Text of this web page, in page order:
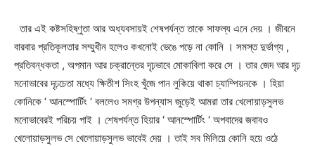
তার এই কষ্টসহিষ্ণুতা আর অধ্যবসায়ই শেষপর্যন্ত তাকে সাফল্য এনে দেয় । জীবনে
বারবার প্রতিকূলতার সম্মুখীন হলেও কখনোই ভেঙে পড়ে না কোনি । সমস্ত দুর্ভাগ্য ,
প্রতিবন্ধকতা , অপমান আর চক্রান্তের দৃঢ়ভাবে মোকাবিলা করে সে । তার জেদ আর দৃঢ়
মনোভাবের দৃঢ়চেতা মধ্যে ক্ষিতীশ সিংহ খুঁজে পান লুকিয়ে থাকা চ্যাম্পিয়নকে । হিয়া
কোনিকে ‘ আনস্পোর্টিং ‘ বললেও সমগ্র উপন্যাস জুড়েই আমরা তার খেলোয়াড়সুলভ
মনোভাবেরই পরিচয় পাই । শেষপর্যন্ত হিয়ার ‘ আনস্পোর্টিং ‘ অপবাদের জবাবও
খেলোয়াড়সুলভ সে খেলোয়াড়সুলভ ভাবেই দেয় । তাই সব মিলিয়ে কোনি হয়ে ওঠে